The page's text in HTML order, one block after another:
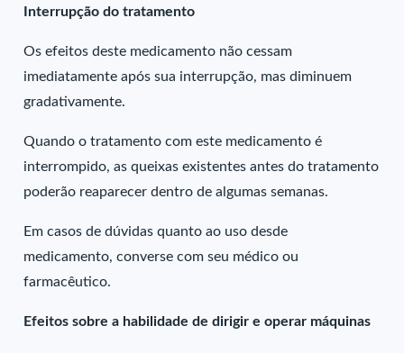
Interrupção do tratamento
Os efeitos deste medicamento não cessam
imediatamente após sua interrupção, mas diminuem
gradativamente.
Quando o tratamento com este medicamento é
interrompido, as queixas existentes antes do tratamento
poderão reaparecer dentro de algumas semanas.
Em casos de dúvidas quanto ao uso desde
medicamento, converse com seu médico ou
farmacêutico.
Efeitos sobre a habilidade de dirigir e operar máquinas